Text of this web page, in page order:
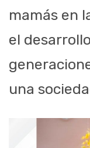
mamás en
el
una